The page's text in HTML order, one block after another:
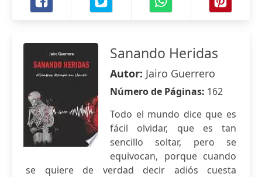
Sanando Heridas
Autor: Jairo Guerrero
Número de Páginas: 162
Todo el mundo dice que es
fácil olvidar, que es tan
sencillo soltar, pero se
equivocan, porque cuando
se quiere de verdad decir adiós cuesta